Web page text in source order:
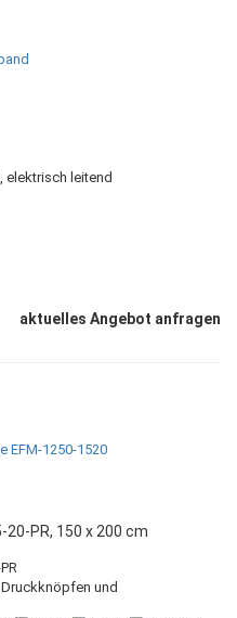
elektrisch leitend
aktuelles Angebot anfragen
PR, 150 x 200 cm
Druckknöpfen und